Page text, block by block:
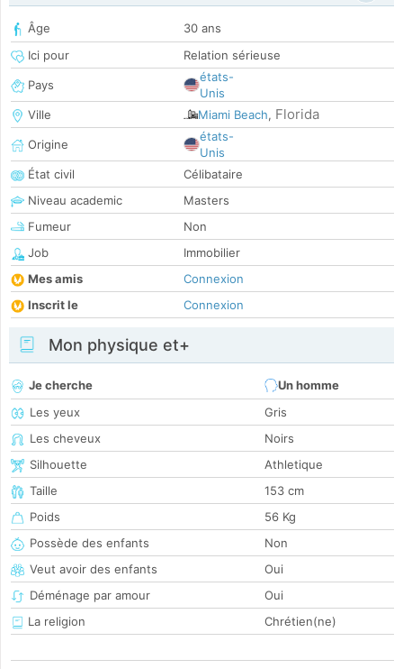
Âge
30 ans
Ici pour
Relation sérieuse
Pays
états-
Unis
Ville
Miami Beach, Florida
Origine
états-
Unis
État civil
Célibataire
Niveau academic
Masters
Fumeur
Non
Job
Immobilier
Mes amis
Connexion
Inscrit le
Connexion
Mon physique et+
Je cherche
Un homme
Les yeux
Gris
Les cheveux
Noirs
Silhouette
Athletique
Taille
153 cm
Poids
56 Kg
Possède des enfants
Non
Veut avoir des enfants
Oui
Déménage par amour
Oui
La religion
Chrétien(ne)